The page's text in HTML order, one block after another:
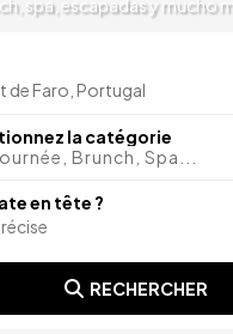
spa, escapadas y mucho
la catégorie
Brunch, Spa...
en tête ?
RECHERCHER